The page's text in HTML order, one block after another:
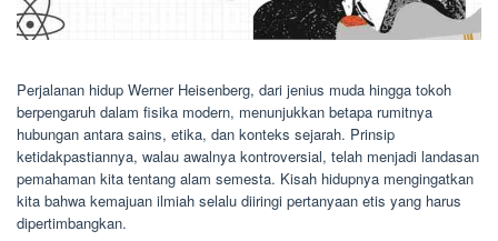
Perjalanan hidup Werner Heisenberg, dari jenius muda hingga tokoh
berpengaruh dalam fisika modern, menunjukkan betapa rumitnya
hubungan antara sains, etika, dan konteks sejarah. Prinsip
ketidakpastiannya, walau awalnya kontroversial, telah menjadi landasan
pemahaman kita tentang alam semesta. Kisah hidupnya mengingatkan
kita bahwa kemajuan ilmiah selalu diiringi pertanyaan etis yang harus
dipertimbangkan.